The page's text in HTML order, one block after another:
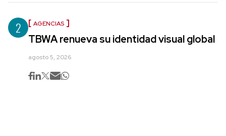
2 AGENCIAS
TBWA renueva su identidad visual global
agosto 5, 2026